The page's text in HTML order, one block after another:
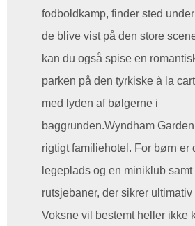
fodboldkamp, finder sted
de blive vist på den store
kan du også spise en
parken på den tyrkiske à la
med lyden af bølgerne i
baggrunden.Wyndham
rigtigt familiehotel. For børn er
legeplads og en miniklub samt
rutsjebaner, der sikrer ultimativ
Voksne vil bestemt heller ikke